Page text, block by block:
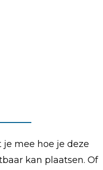
mee hoe je deze
kan plaatsen. Of